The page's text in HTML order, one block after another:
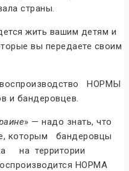
страны.
жить вашим детям и
вы передаете своим
НОРМЫ
и бандеровцев.
» — надо знать, что
которым бандеровцы
на территории
НОРМА